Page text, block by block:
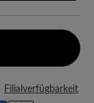
Filialverfügbarkeit